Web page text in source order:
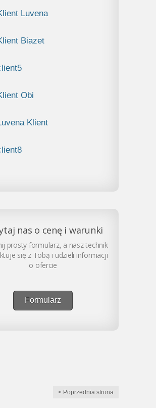
nas o cenę i warunki
prosty formularz, a nasz technik
się z Tobą i udzieli informacji
o ofercie
Formularz
< Poprzednia strona